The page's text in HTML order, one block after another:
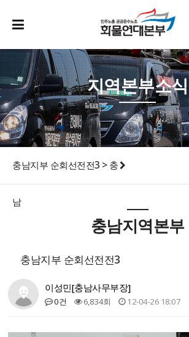
지역본부소식
충남지부 순회선전전3 > 충
남
충남지역본부
충남지부 순회선전전3
이성민[충남사무부장]
0건 6,834회 12-04-26 18:07